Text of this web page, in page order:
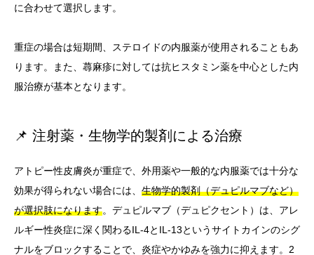
に合わせて選択します。
重症の場合は短期間、ステロイドの内服薬が使用されることもあ
ります。また、蕁麻疹に対しては抗ヒスタミン薬を中心とした内
服治療が基本となります。
📌 注射薬・生物学的製剤による治療
アトピー性皮膚炎が重症で、外用薬や一般的な内服薬では十分な
効果が得られない場合には、 生物学的製剤（デュピルマブなど）
が選択肢になります。デュピルマブ（デュピクセント）は、アレ
ルギー性炎症に深く関わるIL-4とIL-13というサイトカインのシグ
ナルをブロックすることで、炎症やかゆみを強力に抑えます。2